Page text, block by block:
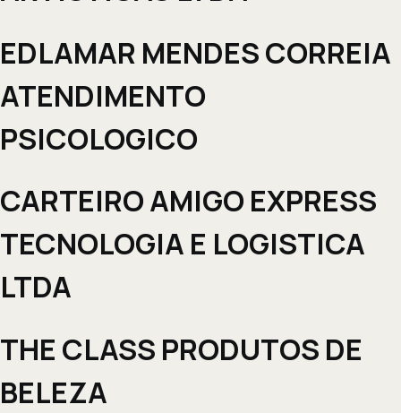
EDLAMAR MENDES CORREIA
ATENDIMENTO
PSICOLOGICO
CARTEIRO AMIGO EXPRESS
TECNOLOGIA E LOGISTICA
LTDA
THE CLASS PRODUTOS DE
BELEZA